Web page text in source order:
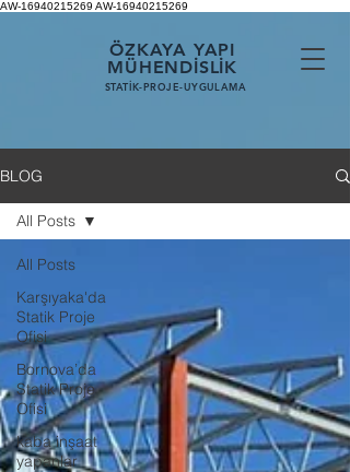
AW-16940215269 AW-16940215269
ÖZKAYA YAPI
MÜHENDİSLİK
STATİK-PROJE-UYGULAMA
BLOG
All Posts
Karşıyaka'da
Statik Proje
Ofisi
Bornova’da
Statik Proje
Ofisi
kaba inşaat
yapanlar
All Posts